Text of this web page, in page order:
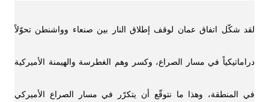
لقد شكّل اتفاق عمان لوقف إطلاق النار بين صنعاء وواشنطن تحوّلاً
دراماتيكياً في مسار الصراع، وكسر وهم الغطرسة والهيمنة الأميركية
في المنطقة، وهذا ما نتوقّع أن يتكرّر في مسار الصراع الأميركي